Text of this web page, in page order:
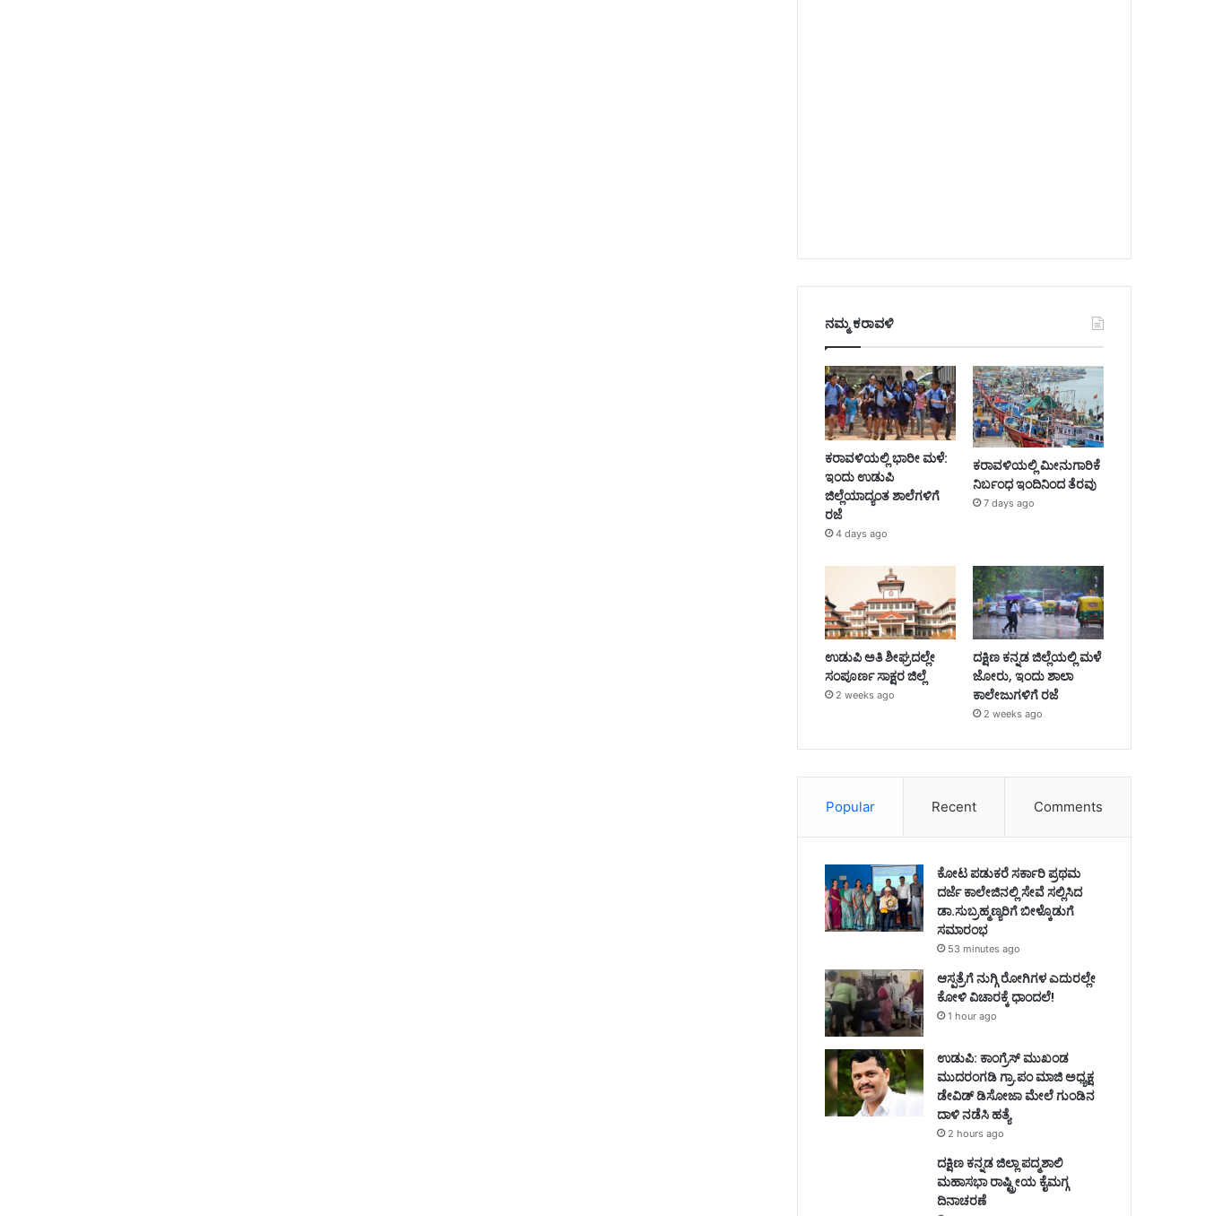
ನಮ್ಮ ಕರಾವಳಿ
ಕರಾವಳಿಯಲ್ಲಿ ಭಾರೀ ಮಳೆ:
ಇಂದು ಉಡುಪಿ
ಜಿಲ್ಲೆಯಾದ್ಯಂತ ಶಾಲೆಗಳಿಗೆ
ರಜೆ
4 days ago
ಕರಾವಳಿಯಲ್ಲಿ ಮೀನುಗಾರಿಕೆ
ನಿರ್ಬಂಧ ಇಂದಿನಿಂದ ತೆರವು
7 days ago
ಉಡುಪಿ ಅತಿ ಶೀಘ್ರದಲ್ಲೇ
ಸಂಪೂರ್ಣ ಸಾಕ್ಷರ ಜಿಲ್ಲೆ
2 weeks ago
ದಕ್ಷಿಣ ಕನ್ನಡ ಜಿಲ್ಲೆಯಲ್ಲಿ ಮಳೆ
ಜೋರು, ಇಂದು ಶಾಲಾ
ಕಾಲೇಜುಗಳಿಗೆ ರಜೆ
2 weeks ago
Popular Recent Comments
ಕೋಟ ಪಡುಕರೆ ಸರ್ಕಾರಿ ಪ್ರಥಮ
ದರ್ಜೆ ಕಾಲೇಜಿನಲ್ಲಿ ಸೇವೆ ಸಲ್ಲಿಸಿದ
ಡಾ.ಸುಬ್ರಹ್ಮಣ್ಯರಿಗೆ ಬೀಳ್ಕೊಡುಗೆ
ಸಮಾರಂಭ
53 minutes ago
ಆಸ್ಪತ್ರೆಗೆ ನುಗ್ಗಿ ರೋಗಿಗಳ ಎದುರಲ್ಲೇ
ಕೋಳಿ ವಿಚಾರಕ್ಕೆ ಧಾಂದಲೆ!
1 hour ago
ಉಡುಪಿ: ಕಾಂಗ್ರೆಸ್‌ ಮುಖಂಡ
ಮುದರಂಗಡಿ ಗ್ರಾ.ಪಂ ಮಾಜಿ ಅಧ್ಯಕ್ಷ
ಡೇವಿಡ್‌ ಡಿಸೋಜಾ ಮೇಲೆ ಗುಂಡಿನ
ದಾಳಿ ನಡೆಸಿ ಹತ್ಯೆ
2 hours ago
ದಕ್ಷಿಣ ಕನ್ನಡ ಜಿಲ್ಲಾ ಪದ್ಮಶಾಲಿ
ಮಹಾಸಭಾ ರಾಷ್ಟ್ರೀಯ ಕೈಮಗ್ಗ
ದಿನಾಚರಣೆ